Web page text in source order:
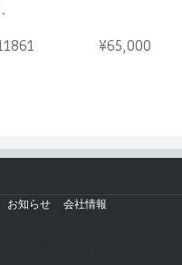
¥65,000
お知らせ
会社情報